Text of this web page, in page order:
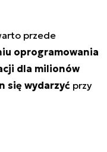
przede
oprogramowania
dla milionów
się wydarzyć przy